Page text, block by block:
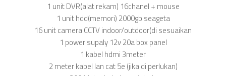
1 unit DVR(alat rekam) 16chanel + mouse
1 unit hdd(memori) 2000gb seageta
16 unit camera CCTV indoor/outdoor(di sesuaikan
1 power supaly 12v 20a box panel
1 kabel hdmi 3meter
2 meter kabel lan cat 5e (jika di perlukan)